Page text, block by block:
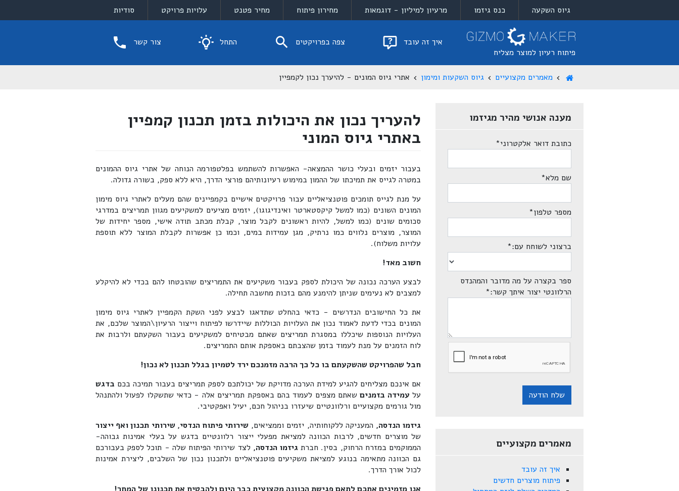
גיוס השקעה כנס גיזמו מרעיון למיליון - דוגמאות מחירון פיתוח מחיר פטנט עלויות פרויקט סודיות
פיתוח רעיון למוצר מצליח
איך זה עובד צפה בפרויקטים התחל צור קשר
מאמרים מקצועיים גיוס השקעות ומימון אתרי גיוס המונים - להיערך נכון לקמפיין
להעריך נכון את היכולות בזמן תכנון קמפיין
באתרי גיוס המוני
בעבור יזמים ובעלי כושר ההמצאה- האפשרות להשתמש בפלטפורמה הנוחה של אתרי גיוס ההמונים
במטרה לגייס את תמיכתו של ההמון במימוש רעיונותיהם פורצי הדרך, היא ללא ספק, בשורה גדולה.
על מנת לגייס תומכים פוטנציאליים עבור פרויקטים אישיים בקמפיינים שהם מעלים לאתרי גיוס מימון
המונים השונים (כמו למשל קיקסטארטר ואינדיגוגו), יזמים מציעים למשקיעים מגוון תמריצים במדרגי
סכומים שונים (כמו למשל, להיות ראשונים לקבל מוצר, קבלת מכתב תודה אישי, מספר יחידות של
המוצר, מוצרים נלווים כמו נרתיק, מגן עמידות במים, וכמו כן אפשרות לקבלת המוצר ללא תוספת
עלויות משלוח).
חשוב מאד!
לבצע הערכה נכונה של היכולת לספק בעבור משקיעים את התמריצים שהובטחו להם בכדי לא להיקלע
למצבים לא נעימים שניתן להימנע מהם בזכות מחשבה תחילה.
את כל החישובים הנדרשים - כדאי בהחלט שתדאגו לבצע לפני השקת הקמפיין לאתרי גיוס מימון
המונים בכדי לדעת לאמוד נכון את העלויות הכוללות שיידרשו לפיתוח וייצור הרעיון\המוצר שלכם, את
העלויות הנוספות שיכללו במסגרת תמריצים שאתם מבטיחים למשקיעים בעבור השקעתם ולרבות את
לוח הזמנים על מנת לעמוד בזמן שהצבתם באספקת אותם התמריצים.
חבל שהפרויקט שהשקעתם בו כל כך הרבה מזמנכם ירד לטמיון בגלל תכנון לא נכון!
אם אינכם מצליחים להגיע למידת הערכה מדויקת של יכולתכם לספק תמריצים בעבור תמיכה בכם בדגש
על עמידה בזמניםשאתם מצפים לעמוד בהם באספקת תמריצים אלה - כדאי שתשקלו לפעול ולהתנהל
מול גורמים מקצועיים ורלוונטיים שיעזרו בניהול חכם, יעיל ואפקטיבי.
גיזמו הנדסה, המעניקה ללקוחותיה, יזמים וממציאים, שירותי פיתוח הנדסי, שירותי תכנון ואף ייצור
של מוצרים חדשים, לרבות הכוונה למציאת מפעלי ייצור רלוונטיים בדגש על בעלי אמינות גבוהה-
הממוקמים במזרח הרחוק, בסין. חברתגיזמו הנדסה, לצד שירותי הפיתוח שלה - תוכל לספק בעבורכם
גם הכוונה מתאימה בנוגע למציאת משקיעים פוטנציאליים ולתכנון נכון של השלבים, ליצירת אמינות
לכול אורך הדרך.
מענה אנושי מהיר מגיזמו
כתובת דואר אלקטרוני*
שם מלא*
מספר טלפון*
ברצוני לשוחח עם:*
ספר בקצרה על מה מדובר והמהנדס
הרלוונטי יצור איתך קשר:*
שלח הודעה
מאמרים מקצועיים
איך זה עובד
פיתוח מוצרים חדשים